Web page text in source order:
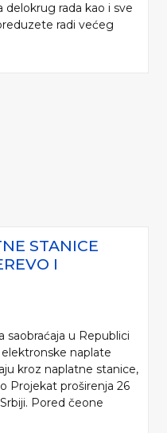
rada kao i sve
radi većeg
STANICE
I
u Republici
naplate
kroz naplatne stanice,
Projekat proširenja 26
Pored čeone